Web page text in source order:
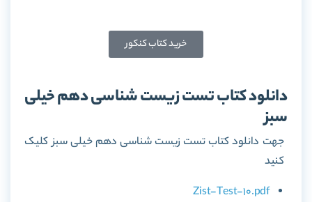
خرید کتاب کنکور
دانلود کتاب تست زیست شناسی دهم خیلی
سبز
جهت دانلود کتاب تست زیست شناسی دهم خیلی سبز کلیک
کنید
Zist-Test-10.pdf